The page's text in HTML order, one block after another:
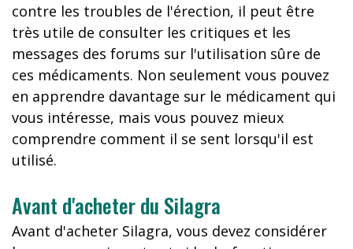
contre les troubles de l'érection, il peut être
très utile de consulter les critiques et les
messages des forums sur l'utilisation sûre de
ces médicaments. Non seulement vous pouvez
en apprendre davantage sur le médicament qui
vous intéresse, mais vous pouvez mieux
comprendre comment il se sent lorsqu'il est
utilisé.
Avant d'acheter du Silagra
Avant d'acheter Silagra, vous devez considérer